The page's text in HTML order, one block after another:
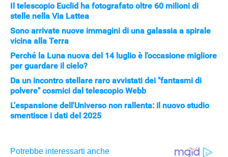
Il telescopio Euclid ha fotografato oltre 60 milioni di
stelle nella Via Lattea
Sono arrivate nuove immagini di una galassia a spirale
vicina alla Terra
Perché la Luna nuova del 14 luglio è l'occasione migliore
per guardare il cielo?
Da un incontro stellare raro avvistati dei "fantasmi di
polvere" cosmici dal telescopio Webb
L'espansione dell'Universo non rallenta: il nuovo studio
smentisce i dati del 2025